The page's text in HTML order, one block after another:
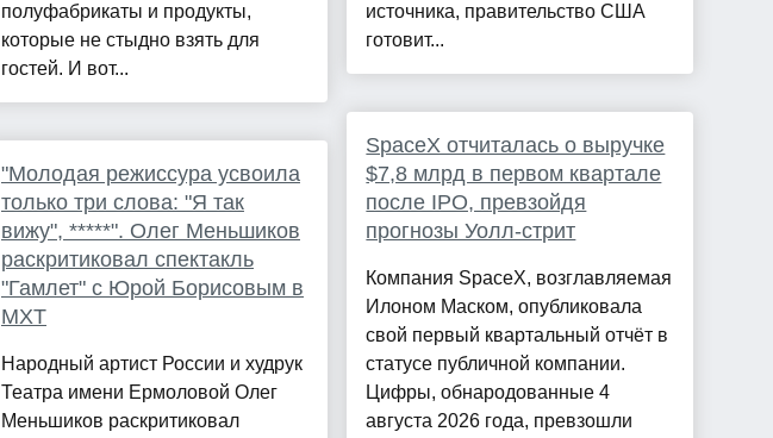
полуфабрикаты и продукты,
которые не стыдно взять для
гостей. И вот...
"Молодая режиссура усвоила
только три слова: "Я так
вижу", *****". Олег Меньшиков
раскритиковал спектакль
"Гамлет" с Юрой Борисовым в
МХТ
Народный артист России и худрук
Театра имени Ермоловой Олег
Меньшиков раскритиковал
источника, правительство США
готовит...
SpaceX отчиталась о выручке
$7,8 млрд в первом квартале
после IPO, превзойдя
прогнозы Уолл-стрит
Компания SpaceX, возглавляемая
Илоном Маском, опубликовала
свой первый квартальный отчёт в
статусе публичной компании.
Цифры, обнародованные 4
августа 2026 года, превзошли